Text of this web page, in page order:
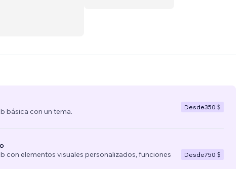
básica con un tema.
Desde350 $
con elementos visuales personalizados, funciones
Desde750 $